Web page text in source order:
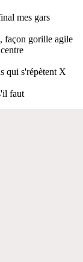
mes gars
façon gorille agile
qui s'répètent X
faut